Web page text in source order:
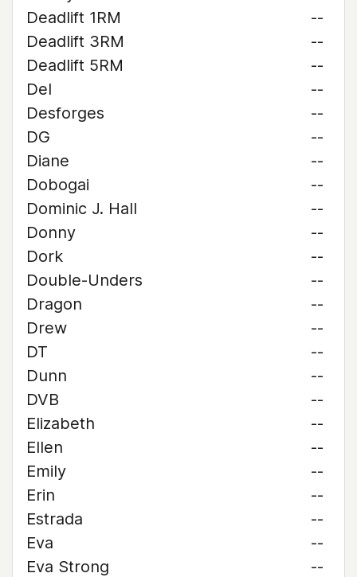
Deadlift 1RM
--
Deadlift 3RM
--
Deadlift 5RM
--
Del
--
Desforges
--
DG
--
Diane
--
Dobogai
--
Dominic J. Hall
--
Donny
--
Dork
--
Double-Unders
--
Dragon
--
Drew
--
DT
--
Dunn
--
DVB
--
Elizabeth
--
Ellen
--
Emily
--
Erin
--
Estrada
--
Eva
--
Eva Strong
--